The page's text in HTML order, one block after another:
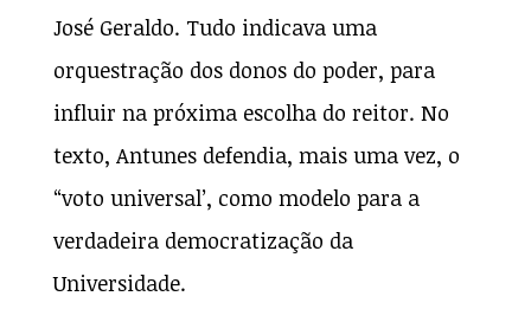
José Geraldo. Tudo indicava uma
orquestração dos donos do poder, para
influir na próxima escolha do reitor. No
texto, Antunes defendia, mais uma vez, o
“voto universal’, como modelo para a
verdadeira democratização da
Universidade.